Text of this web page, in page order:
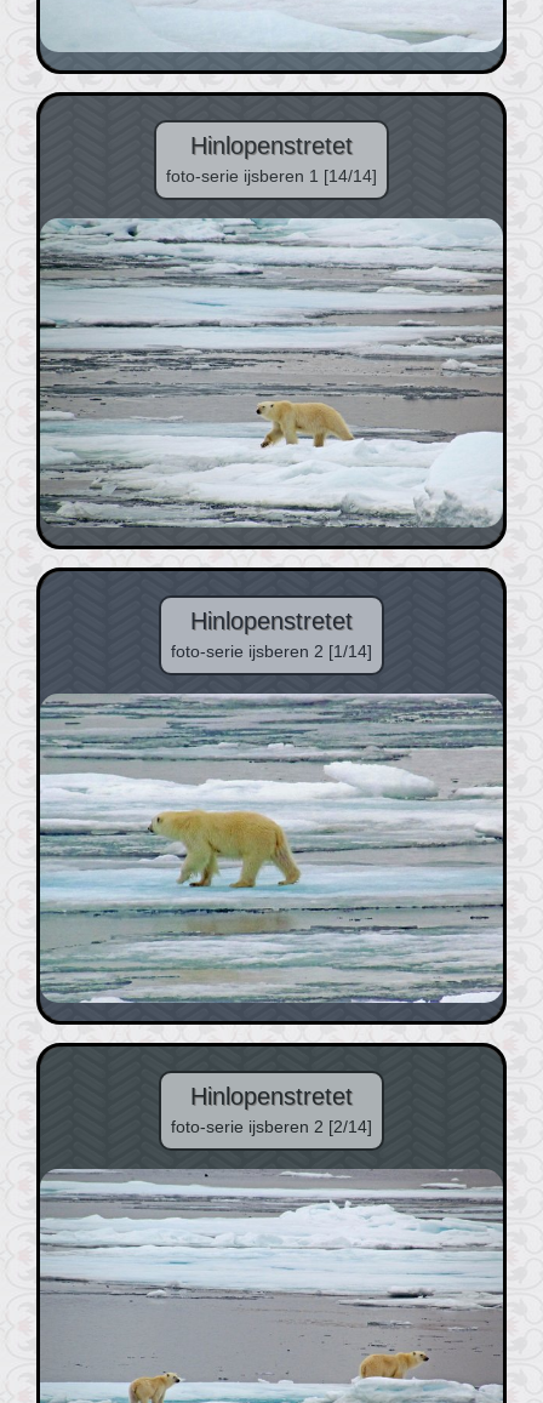
Hinlopenstretet
foto-serie ijsberen 1 [14/14]
Hinlopenstretet
foto-serie ijsberen 2 [1/14]
Hinlopenstretet
foto-serie ijsberen 2 [2/14]